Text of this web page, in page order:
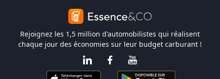
Rejoignez les 1,5 million d'automobilistes qui réalisent
chaque jour des économies sur leur budget carburant !